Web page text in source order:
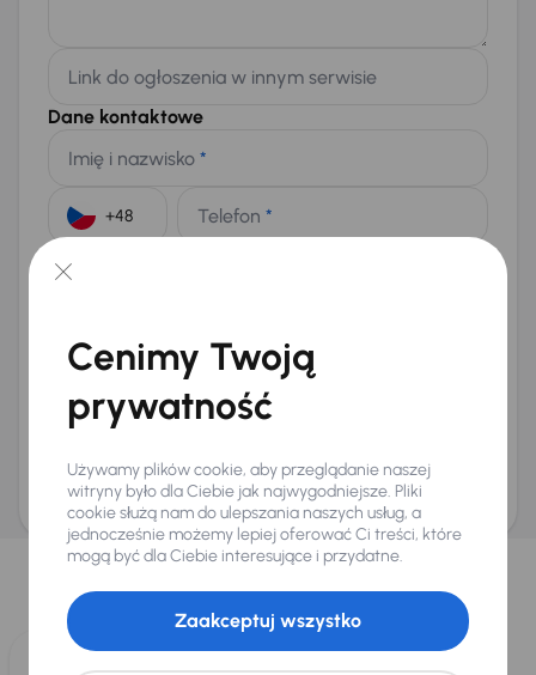
Link do ogłoszenia w innym serwisie
Dane kontaktowe
Imię i nazwisko *
Telefon *
E-mail
Na numer telefonu (opcjonalnie)
Wyślij zapytanie
ani zagwarantowaną dostępnością pojazdu. AURES Holdings a.s., z siedzibą
Dopraváků 874/15, Čimice, 184 00 Praga 8, będzie przechowywać i przetwarzać
Twoje dane osobowe zgodnie z zasadami ochrony i przetwarzaniadanych
osobowych
Wybraliśmy dla Ciebie
Wybieramy dla Ciebienajlepsze pojazdyz naszej oferty. Kupimy
dla Ciebiedo 400 pojazdówkażdego dnia.
Cenimy Twoją
prywatność
Używamy plików cookie, aby przeglądanie naszej
witryny było dla Ciebie jak najwygodniejsze. Pliki
cookie służą nam do ulepszania naszych usług, a
jednocześnie możemy lepiej oferować Ci treści, które
mogą być dla Ciebie interesujące i przydatne.
Zaakceptuj wszystko